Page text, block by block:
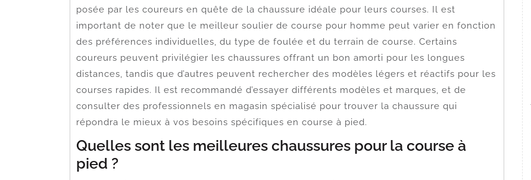
posée par les coureurs en quête de la chaussure idéale pour leurs courses. Il est
important de noter que le meilleur soulier de course pour homme peut varier en fonction
des préférences individuelles, du type de foulée et du terrain de course. Certains
coureurs peuvent privilégier les chaussures offrant un bon amorti pour les longues
distances, tandis que d’autres peuvent rechercher des modèles légers et réactifs pour les
courses rapides. Il est recommandé d’essayer différents modèles et marques, et de
consulter des professionnels en magasin spécialisé pour trouver la chaussure qui
répondra le mieux à vos besoins spécifiques en course à pied.
Quelles sont les meilleures chaussures pour la course à
pied ?